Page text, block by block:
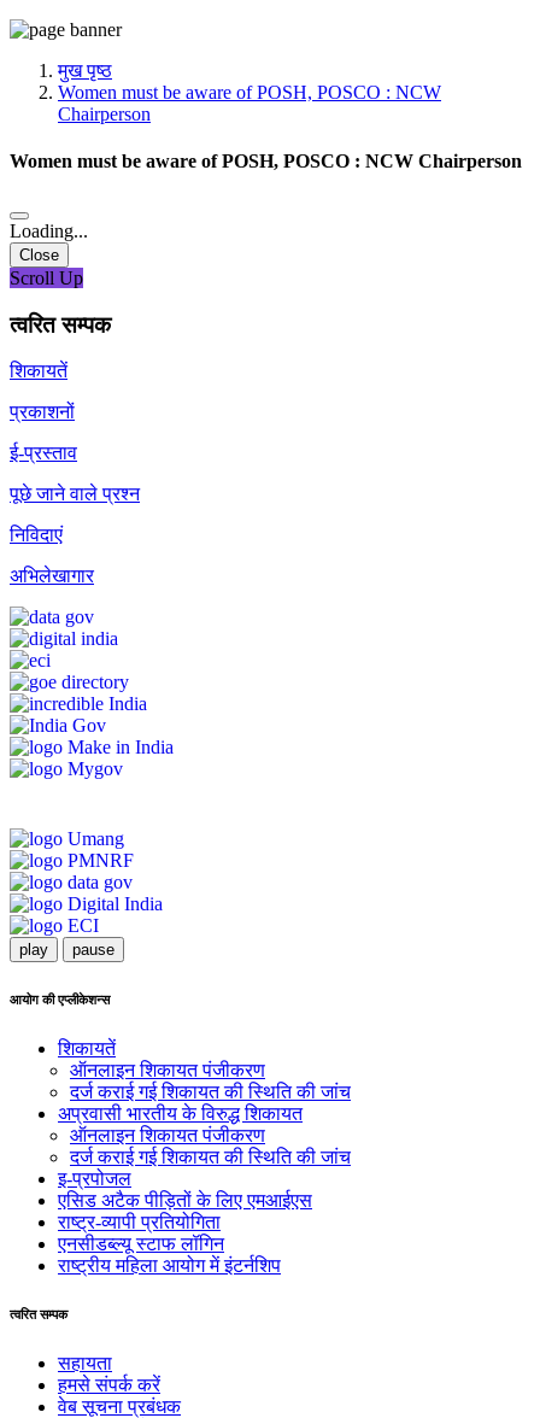
मुख पृष्ठ
Women must be aware of POSH, POSCO : NCW
Chairperson
Women must be aware of POSH, POSCO : NCW Chairperson
Loading...
Close
Scroll Up
त्वरित सम्पक
शिकायतें
प्रकाशनों
ई-प्रस्ताव
पूछे जाने वाले प्रश्न
निविदाएं
अभिलेखागार
play pause
आयोग की एप्लीकेशन्स
शिकायतें
ऑनलाइन शिकायत पंजीकरण
दर्ज कराई गई शिकायत की स्थिति की जांच
अप्रवासी भारतीय के विरुद्ध शिकायत
ऑनलाइन शिकायत पंजीकरण
दर्ज कराई गई शिकायत की स्थिति की जांच
इ-प्रपोजल
एसिड अटैक पीड़ितों के लिए एमआईएस
राष्ट्र-व्यापी प्रतियोगिता
एनसीडब्ल्यू स्टाफ लॉगिन
राष्ट्रीय महिला आयोग में इंटर्नशिप
त्वरित सम्पक
सहायता
हमसे संपर्क करें
वेब सूचना प्रबंधक